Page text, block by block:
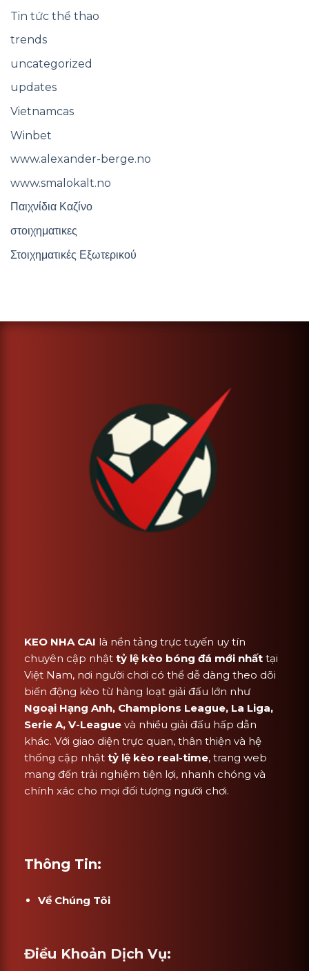
Tin tức thể thao
trends
uncategorized
updates
Vietnamcas
Winbet
www.alexander-berge.no
www.smalokalt.no
Παιχνίδια Καζίνο
στοιχηματικες
Στοιχηματικές Εξωτερικού
KEO NHA CAI là nền tảng trực tuyến uy tín
chuyên cập nhật tỷ lệ kèo bóng đá mới nhất tại
Việt Nam, nơi người chơi có thể dễ dàng theo dõi
biến động kèo từ hàng loạt giải đấu lớn như
Ngoại Hạng Anh, Champions League, La Liga,
Serie A, V-League và nhiều giải đấu hấp dẫn
khác. Với giao diện trực quan, thân thiện và hệ
thống cập nhật tỷ lệ kèo real-time, trang web
mang đến trải nghiệm tiện lợi, nhanh chóng và
chính xác cho mọi đối tượng người chơi.
Thông Tin:
Về Chúng Tôi
Điều Khoản Dịch Vụ: